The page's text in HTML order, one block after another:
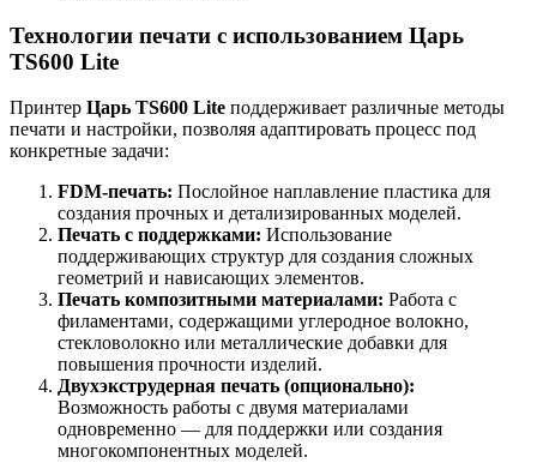
Технологии печати с использованием Царь
TS600 Lite
Принтер Царь TS600 Lite поддерживает различные методы
печати и настройки, позволяя адаптировать процесс под
конкретные задачи:
FDM-печать: Послойное наплавление пластика для
создания прочных и детализированных моделей.
Печать с поддержками: Использование
поддерживающих структур для создания сложных
геометрий и нависающих элементов.
Печать композитными материалами: Работа с
филаментами, содержащими углеродное волокно,
стекловолокно или металлические добавки для
повышения прочности изделий.
Двухэкструдерная печать (опционально):
Возможность работы с двумя материалами
одновременно — для поддержки или создания
многокомпонентных моделей.